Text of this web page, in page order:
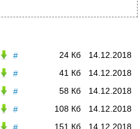
# 14.12.2018
24 Кб
#
14.12.2018
41 Кб
#
14.12.2018
58 Кб
#
14.12.2018
108 Кб
14.12.2018
151 Кб